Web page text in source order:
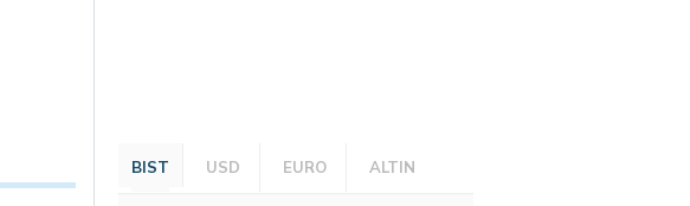
BIST USD EURO ALTIN